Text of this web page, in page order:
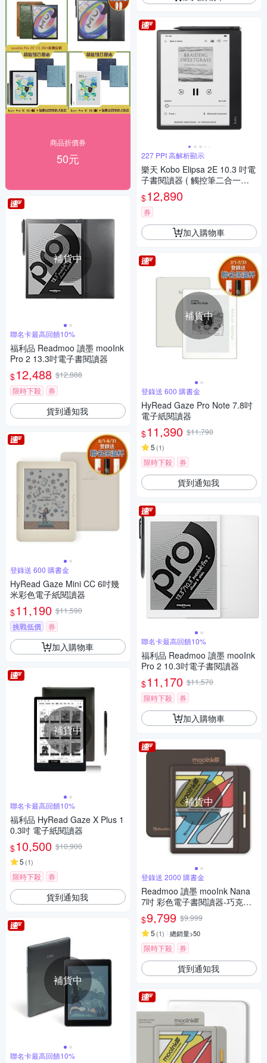
商品折價券
50元
補貨中
聯名卡最高回饋10%
福利品 Readmoo 讀墨 mooInk
Pro 2 13.3吋電子書閱讀器
$12,488 $12,888
限時下殺
券
貨到通知我
登錄送 600 購書金
HyRead Gaze Mini CC 6吋幾
米彩色電子紙閱讀器
$11,190 $11,590
挑戰低價
券
加入購物車
補貨中
聯名卡最高回饋10%
福利品 HyRead Gaze X Plus 1
0.3吋 電子紙閱讀器
$10,500 $10,900
5 (1)
限時下殺 券
貨到通知我
補貨中
聯名卡最高回饋10%
227 PPI 高解析顯示
樂天 Kobo Elipsa 2E 10.3 吋電
子書閱讀器 ( 觸控筆二合一套
組 )
$12,890
券
加入購物車
補貨中
登錄送 600 購書金
HyRead Gaze Pro Note 7.8吋
電子紙閱讀器
$11,390 $11,790
5 (1)
限時下殺 券
貨到通知我
聯名卡最高回饋10%
福利品 Readmoo 讀墨 mooInk
Pro 2 10.3吋電子書閱讀器
$11,170 $11,570
限時下殺
券
加入購物車
補貨中
登錄送 2000 購書金
Readmoo 讀墨 mooInk Nana
7吋 彩色電子書閱讀器-巧克力
馬丁尼
$9,799 $9,999
5 (1) 總銷量>50
限時下殺 券
貨到通知我